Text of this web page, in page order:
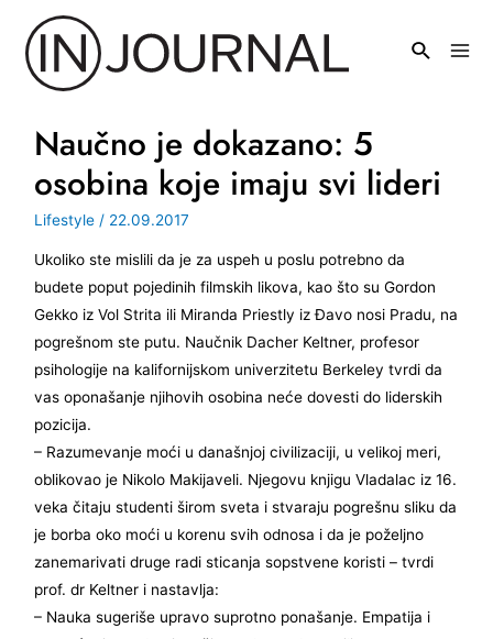
sadržaj
Naučno je dokazano: 5
osobina koje imaju svi lideri
Lifestyle / 22.09.2017
Ukoliko ste mislili da je za uspeh u poslu potrebno da
budete poput pojedinih filmskih likova, kao što su Gordon
Gekko iz Vol Strita ili Miranda Priestly iz Đavo nosi Pradu, na
pogrešnom ste putu. Naučnik Dacher Keltner, profesor
psihologije na kalifornijskom univerzitetu Berkeley tvrdi da
vas oponašanje njihovih osobina neće dovesti do liderskih
pozicija.
– Razumevanje moći u današnjoj civilizaciji, u velikoj meri,
oblikovao je Nikolo Makijaveli. Njegovu knjigu Vladalac iz 16.
veka čitaju studenti širom sveta i stvaraju pogrešnu sliku da
je borba oko moći u korenu svih odnosa i da je poželjno
zanemarivati druge radi sticanja sopstvene koristi – tvrdi
prof. dr Keltner i nastavlja:
– Nauka sugeriše upravo suprotno ponašanje. Empatija i